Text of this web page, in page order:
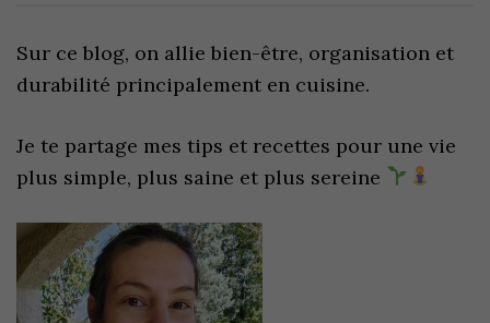
Sur ce blog, on allie bien-être, organisation et
durabilité principalement en cuisine.
Je te partage mes tips et recettes pour une vie
plus simple, plus saine et plus sereine